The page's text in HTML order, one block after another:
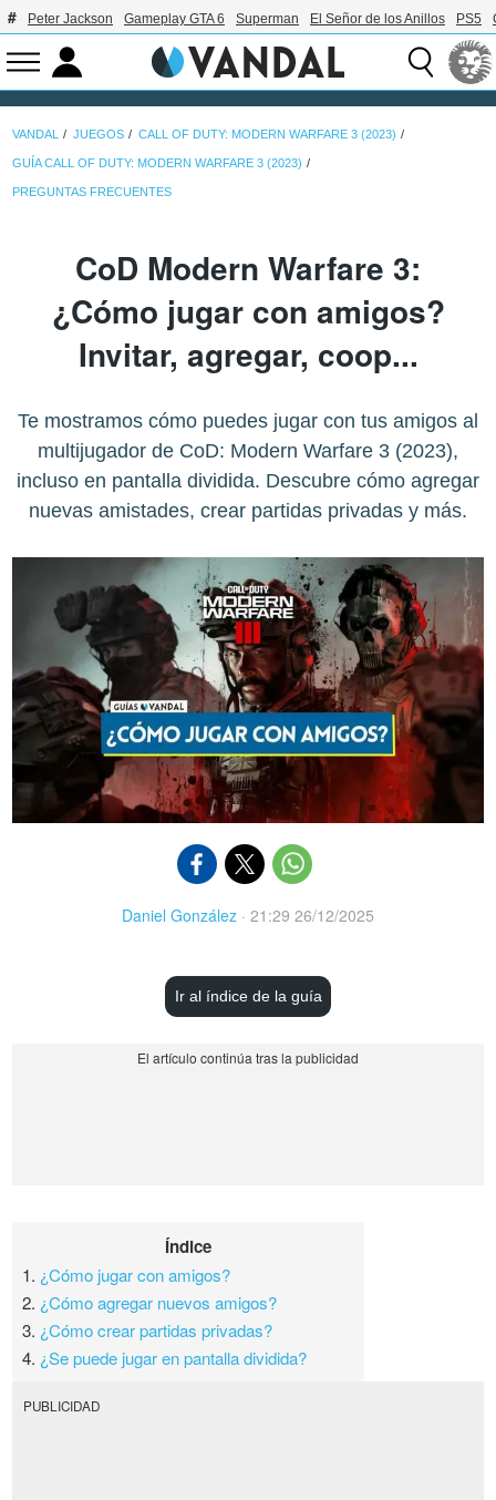
Peter Jackson Gameplay GTA 6 Superman El Señor de los Anillos PS5
VANDAL JUEGOS CALL OF DUTY: MODERN WARFARE 3 (2023)
GUÍA CALL OF DUTY: MODERN WARFARE 3 (2023)
PREGUNTAS FRECUENTES
CoD Modern Warfare 3:
¿Cómo jugar con amigos?
Invitar, agregar, coop...
Te mostramos cómo puedes jugar con tus amigos al
multijugador de CoD: Modern Warfare 3 (2023),
incluso en pantalla dividida. Descubre cómo agregar
nuevas amistades, crear partidas privadas y más.
Daniel González · 21:29 26/12/2025
Ir al índice de la guía
Índice
1. ¿Cómo jugar con amigos?
2. ¿Cómo agregar nuevos amigos?
3. ¿Cómo crear partidas privadas?
4. ¿Se puede jugar en pantalla dividida?
PUBLICIDAD